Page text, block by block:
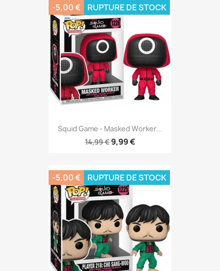
Squid Game - Masked Worker...
14,99 € 9,99 €
-5,00 € RUPTURE DE STOCK
-5,00 € RUPTURE DE STOCK